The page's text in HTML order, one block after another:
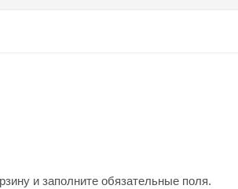
и заполните обязательные поля.